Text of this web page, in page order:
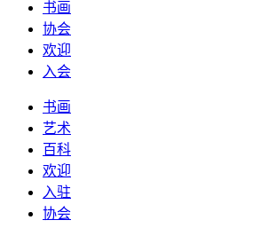
书画
协会
欢迎
入会
书画
艺术
百科
欢迎
入驻
协会